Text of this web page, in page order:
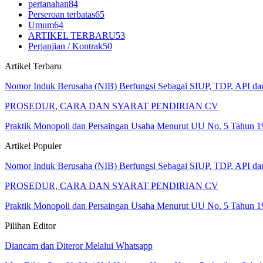
pertanahan84
Perseroan terbatas65
Umum64
ARTIKEL TERBARU53
Perjanjian / Kontrak50
Artikel Terbaru
Nomor Induk Berusaha (NIB) Berfungsi Sebagai SIUP, TDP, API
PROSEDUR, CARA DAN SYARAT PENDIRIAN CV
Praktik Monopoli dan Persaingan Usaha Menurut UU No. 5 Tahun
Artikel Populer
Nomor Induk Berusaha (NIB) Berfungsi Sebagai SIUP, TDP, API
PROSEDUR, CARA DAN SYARAT PENDIRIAN CV
Praktik Monopoli dan Persaingan Usaha Menurut UU No. 5 Tahun
Pilihan Editor
Diancam dan Diteror Melalui Whatsapp